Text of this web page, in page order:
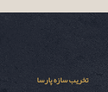
تخریب سازه پارسا